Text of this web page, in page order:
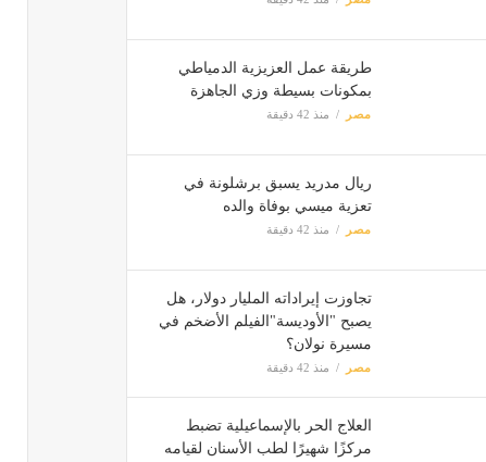
طريقة عمل العزيزية الدمياطي
بمكونات بسيطة وزي الجاهزة
مصر منذ 42 دقيقة
ريال مدريد يسبق برشلونة في
تعزية ميسي بوفاة والده
مصر منذ 42 دقيقة
تجاوزت إيراداته المليار دولار، هل
يصبح "الأوديسة"الفيلم الأضخم في
مسيرة نولان؟
مصر منذ 42 دقيقة
العلاج الحر بالإسماعيلية تضبط
مركزًا شهيرًا لطب الأسنان لقيامه